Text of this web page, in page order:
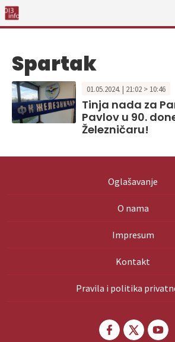
Spartak
01.05.2024. | 21:02 > 10:46
Tinja nada za
Pavlov u 90.
Železničaru!
Oglašavanje
O nama
Impresum
Kontakt
Pravila i politika